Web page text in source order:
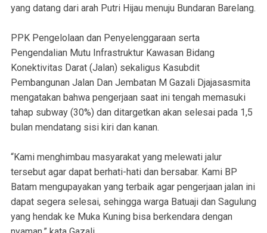
yang datang dari arah Putri Hijau menuju Bundaran Barelang.
PPK Pengelolaan dan Penyelenggaraan serta
Pengendalian Mutu Infrastruktur Kawasan Bidang
Konektivitas Darat (Jalan) sekaligus Kasubdit
Pembangunan Jalan Dan Jembatan M Gazali Djajasasmita
mengatakan bahwa pengerjaan saat ini tengah memasuki
tahap subway (30%) dan ditargetkan akan selesai pada 1,5
bulan mendatang sisi kiri dan kanan.
“Kami menghimbau masyarakat yang melewati jalur
tersebut agar dapat berhati-hati dan bersabar. Kami BP
Batam mengupayakan yang terbaik agar pengerjaan jalan ini
dapat segera selesai, sehingga warga Batuaji dan Sagulung
yang hendak ke Muka Kuning bisa berkendara dengan